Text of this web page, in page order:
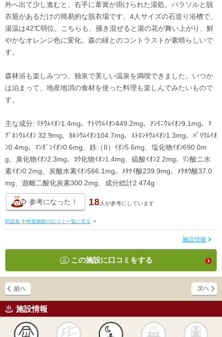
外へ出て少し進むと、右手に葦簀が掛けられた湯処。パラソルと脱
衣籠があるだけの簡易的な脱衣場です。4人サイズの石造り浴槽で、
湯温は42℃弱位。こちらも、掻き混ぜると湯の花が舞い上がり、鮮
やかなオレンジ色に変化。森の緑とのコントラストが素晴らしいで
す。
森林浴も楽しみつつ、独泉で美しい温泉を満喫できました。いつか
は泊まって、地産地消の食材を使った料理も楽しんでみたいもので
す。
主な成分: ﾘﾁｳﾑｲｵﾝ1.4mg、ﾅﾄﾘｳﾑｲｵﾝ449.2mg、ｱﾝﾓﾆｳﾑｲｵﾝ9.1mg、ﾏ
ｸﾞﾈｼｳﾑｲｵﾝ 32.9mg、ｶﾙｼｳﾑｲｵﾝ104.7mg、ｽﾄﾛﾝﾁｳﾑｲｵﾝ1.3mg、ﾊﾞﾘｳﾑｲｵ
ﾝ0.4mg、ﾏﾝｶﾞﾝｲｵﾝ0.6mg、鉄（II）ｲｵﾝ5.6mg、塩化物ｲｵﾝ690.0m
g、臭化物ｲｵﾝ2.3mg、ﾖｳ化物ｲｵﾝ1.4mg、硫酸ｲｵﾝ2.2mg、ﾘﾝ酸ニ水
素ｲｵﾝ0.2mg、炭酸水素ｲｵﾝ566.1mg、ﾒﾀｹｲ酸239.9mg、ﾒﾀﾎｳ酸37.0
mg、遊離二酸化炭素300.2mg、成分総計2.474g
参考になった！ 18 人が参考にしています
関温泉 中村屋旅館の口コミ一覧に戻る >
施設情報
この施設に口コミをする
施設情報
かけ流し 露天風呂 貸切風呂